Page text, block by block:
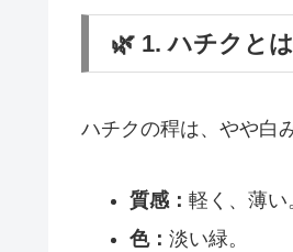
🌿 1. ハチクと
ハチクの稈は、やや白
質感： 軽く、薄い
色： 淡い緑。